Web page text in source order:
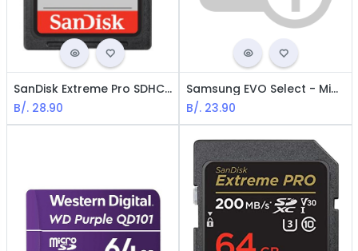
SanDisk Extreme Pro SDHC - Memory Card 32GB / SDHC UHS-I / Class 10
B/. 28.90
Samsung EVO Select - MicroSDXC Memoria de 128GB / UHS-I U3 / Class10 / 4K / Con adaptador
B/. 23.90